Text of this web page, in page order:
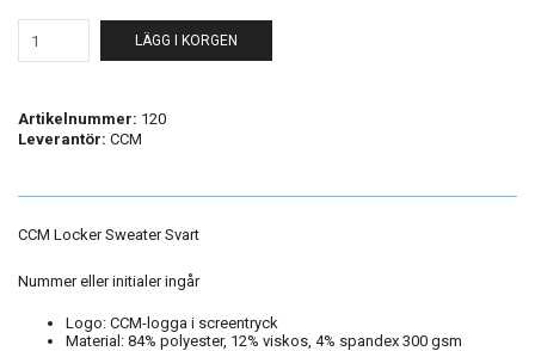
LÄGG I KORGEN
Artikelnummer: 120
Leverantör: CCM
CCM Locker Sweater Svart
Nummer eller initialer ingår
Logo: CCM-logga i screentryck
Material: 84% polyester, 12% viskos, 4% spandex 300 gsm